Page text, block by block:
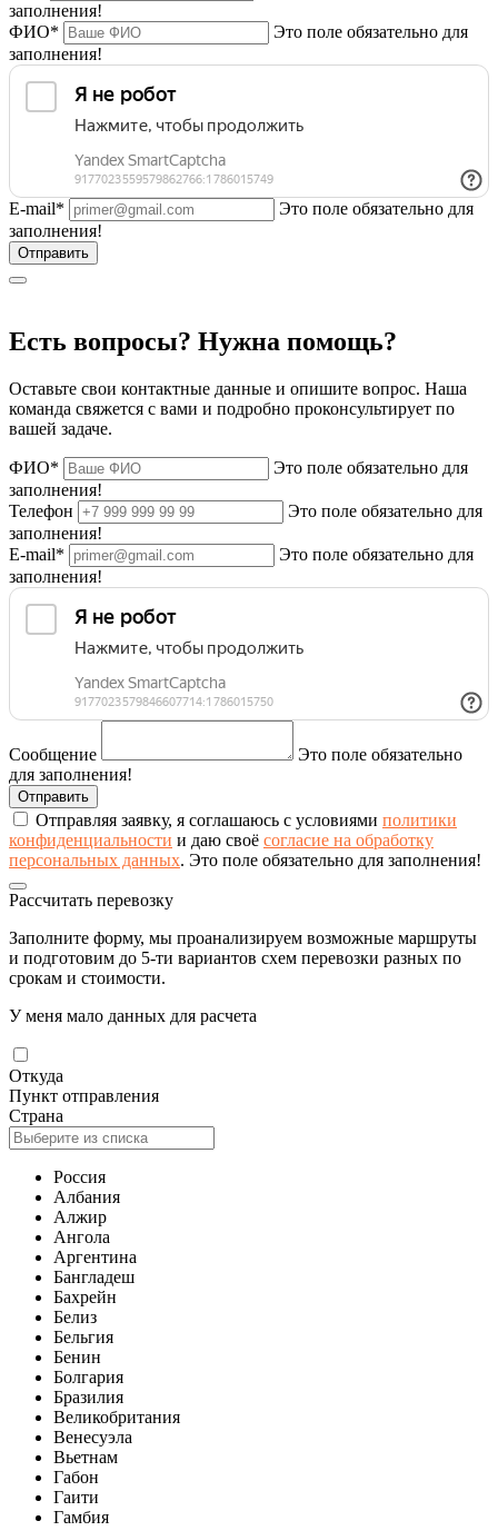
заполнения!
ФИО*
Это поле обязательно для
заполнения!
E-mail*
Это поле обязательно для
заполнения!
Есть вопросы? Нужна помощь?
Оставьте свои контактные данные и опишите вопрос. Наша
команда свяжется с вами и подробно проконсультирует по
вашей задаче.
ФИО*
Это поле обязательно для
заполнения!
Телефон
Это поле обязательно для
заполнения!
E-mail*
Это поле обязательно для
заполнения!
Сообщение
Это поле обязательно
для заполнения!
Отправляя заявку, я соглашаюсь с условиями политики
конфиденциальности и даю своё согласие на обработку
персональных данных. Это поле обязательно для заполнения!
Рассчитать перевозку
Заполните форму, мы проанализируем возможные маршруты
и подготовим до 5-ти вариантов схем перевозки разных по
срокам и стоимости.
У меня мало данных для расчета
Откуда
Пункт отправления
Страна
Россия
Албания
Алжир
Ангола
Аргентина
Бангладеш
Бахрейн
Белиз
Бельгия
Бенин
Болгария
Бразилия
Великобритания
Венесуэла
Вьетнам
Габон
Гаити
Гамбия